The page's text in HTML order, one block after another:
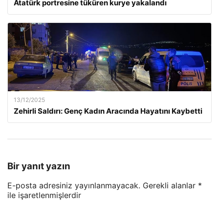
Atatürk portresine tüküren kurye yakalandı
13/12/2025
Zehirli Saldırı: Genç Kadın Aracında Hayatını Kaybetti
Bir yanıt yazın
E-posta adresiniz yayınlanmayacak. Gerekli alanlar *
ile işaretlenmişlerdir